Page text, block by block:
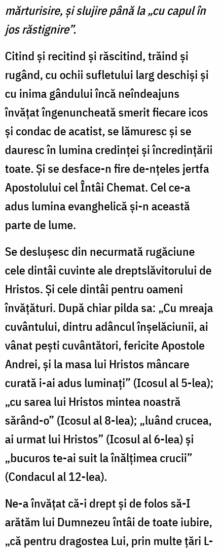
mărturisire, și slujire până la „cu capul în
jos răstignire”.
Citind și recitind și răscitind, trăind și
rugând, cu ochii sufletului larg deschiși și
cu inima gândului încă neîndeajuns
învățat îngenuncheată smerit fiecare icos
și condac de acatist, se lămuresc și se
dauresc în lumina credinței și încredințării
toate. Și se desface-n fire de-nțeles jertfa
Apostolului cel Întâi Chemat. Cel ce-a
adus lumina evanghelică și-n această
parte de lume.
Se deslușesc din necurmată rugăciune
cele dintâi cuvinte ale dreptslăvitorului de
Hristos. Și cele dintâi pentru oameni
învățături. După chiar pilda sa: „Cu mreaja
cuvântului, dintru adâncul înșelăciunii, ai
vânat pești cuvântători, fericite Apostole
Andrei, și la masa lui Hristos mâncare
curată i-ai adus luminați” (Icosul al 5-lea);
„cu sarea lui Hristos mintea noastră
sărând-o” (Icosul al 8-lea); „luând crucea,
ai urmat lui Hristos” (Icosul al 6-lea) și
„bucuros te-ai suit la înălțimea crucii”
(Condacul al 12-lea).
Ne-a învățat că-i drept și de folos să-I
arătăm lui Dumnezeu întâi de toate iubire,
„că pentru dragostea Lui, prin multe țări L-